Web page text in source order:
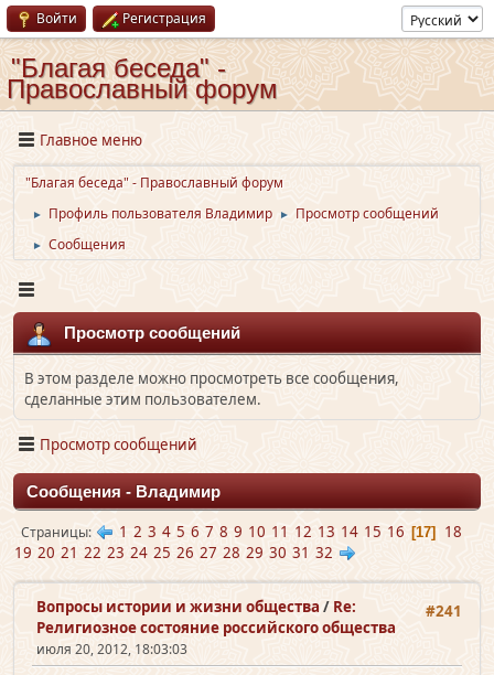
Войти Регистрация
"Благая беседа" -
Православный форум
Главное меню
"Благая беседа" - Православный форум
► Профиль пользователя Владимир ► Просмотр сообщений
► Сообщения
Просмотр сообщений
В этом разделе можно просмотреть все сообщения,
сделанные этим пользователем.
Просмотр сообщений
Сообщения - Владимир
Страницы 1 2 3 4 5 6 7 8 9 10 11 12 13 14 15 16 17
18
19 20 21 22 23 24 25 26 27 28 29 30 31 32
#241
Вопросы истории и жизни общества/ Re:
Религиозное состояние российского общества
июля 20, 2012, 18:03:03